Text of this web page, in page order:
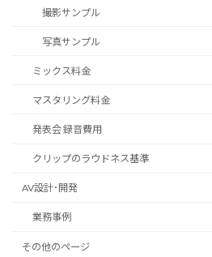
撮影サンプル
写真サンプル
ミックス料金
マスタリング料金
発表会 録音費用
クリップのラウドネス基準
AV設計･開発
業務事例
その他のページ